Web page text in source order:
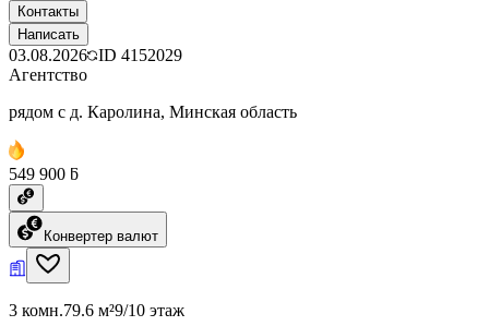
Контакты
Написать
03.08.2026 ID 4152029
Агентство
рядом с д. Каролина, Минская область
549 900 ƃ
Конвертер валют
3 комн.79.6 м²9/10 этаж